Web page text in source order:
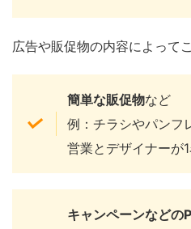
広告や販促物の内容によって
簡単な販促物など
例：チラシやパンフ
営業とデザイナーが
キャンペーンなどの